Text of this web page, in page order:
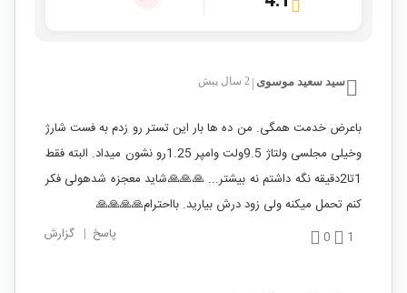
سید سعید موسوی 2 سال پیش
باعرض خدمت همگی. من ده ها بار این تستر رو زدم به فست شارژ
وخیلی مجلسی ولتاژ 9.5ولت وامپر 1.25رو نشون میداد. البته فقط
1تا2دقیقه نگه داشتم نه بیشتر... 🙏🙏🙏شاید معجزه شدهولی فکر
کنم تحمل میکنه ولی زود درش بیارید. بااحترام🙏🙏🙏🙏
1
0 پاسخ | گزارش